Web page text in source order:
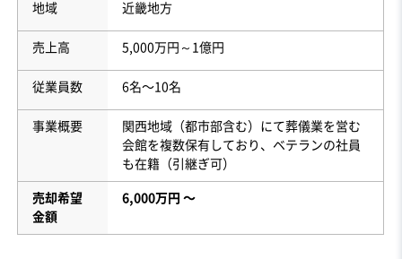
地域 近畿地方
売上高 5,000万円～1億円
従業員数 6名〜10名
事業概要
関西地域（都市部含む）にて葬儀業を営む
会館を複数保有しており、ベテランの社員
も在籍（引継ぎ可）
売却希望
金額
6,000万円 〜